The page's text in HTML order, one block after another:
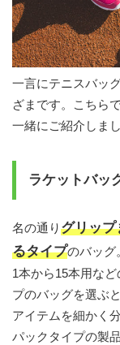
一言にテニスバッ
ざまです。こちら
一緒にご紹介しまし
ラケットバッ
名の通りグリップ
るタイプのバッグ
1本から15本用な
プのバッグを選ぶ
アイテムを細かく
パックタイプの製